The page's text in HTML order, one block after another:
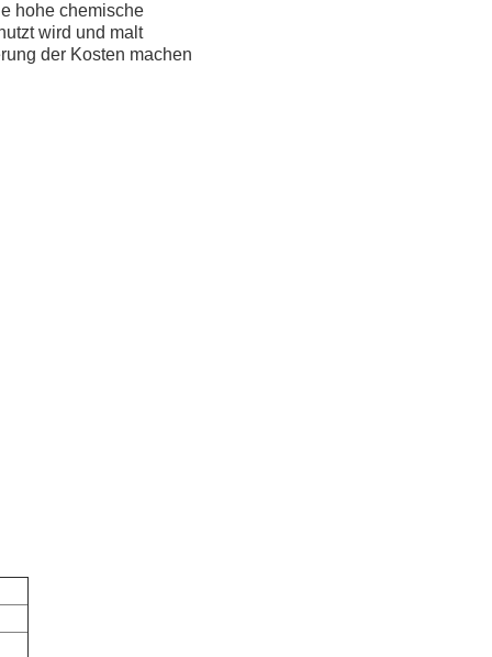
hohe chemische
wird und malt
der Kosten machen